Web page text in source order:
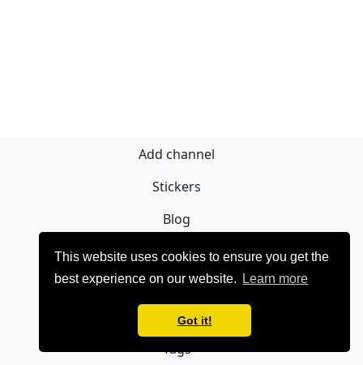
This website uses cookies to ensure you get the
best experience on our website.
Learn more
Got it!
Add channel
Stickers
Blog
Sign Up
Privacy policy
Contact
Tags